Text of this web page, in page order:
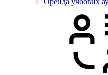
Оренда учбових